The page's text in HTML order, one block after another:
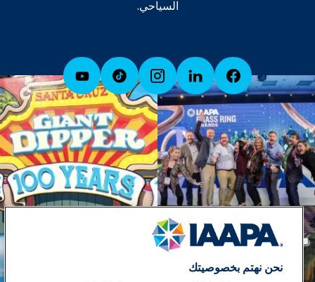
السياحي.
نحن نهتم بخصوصيتك